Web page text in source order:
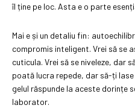
îl ține pe loc. Asta e o parte
Mai e și un detaliu fin:
compromis inteligent. Vrei să se
cuticula. Vrei să se niveleze, dar
poată lucra repede, dar să-ți
gelul răspunde la aceste dorințe
laborator.